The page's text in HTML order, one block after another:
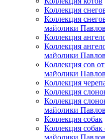
Коллекция
Коллекция
майолики
Коллекция
Коллекция
майолики
Коллекция сов
майолики
Коллекция
Коллекция
Коллекция
майолики
Коллекция собак
Коллекция
майолики